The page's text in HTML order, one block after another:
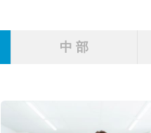
中 部